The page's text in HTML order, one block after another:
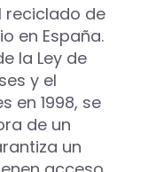
reciclado de
en España.
la Ley de
y el
en 1998, se
de un
un